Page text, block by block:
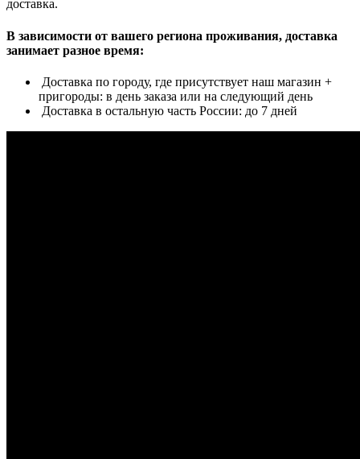
доставка.
В зависимости от вашего региона проживания, доставка
занимает разное время:
Доставка по городу, где присутствует наш магазин +
пригороды: в день заказа или на следующий день
Доставка в остальную часть России: до 7 дней